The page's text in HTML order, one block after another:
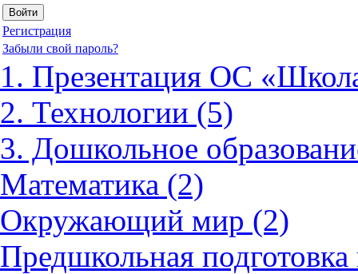
Регистрация
Забыли свой пароль?
1. Презентация ОС
2. Технологии (5)
3. Дошкольное
Математика (2)
Окружающий мир (2)
Предшкольная